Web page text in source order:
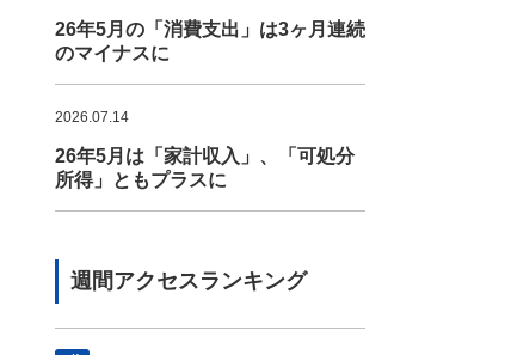
26年5月の「消費支出」は3ヶ月連続
のマイナスに
2026.07.14
26年5月は「家計収入」、「可処分
所得」ともプラスに
週間アクセスランキング